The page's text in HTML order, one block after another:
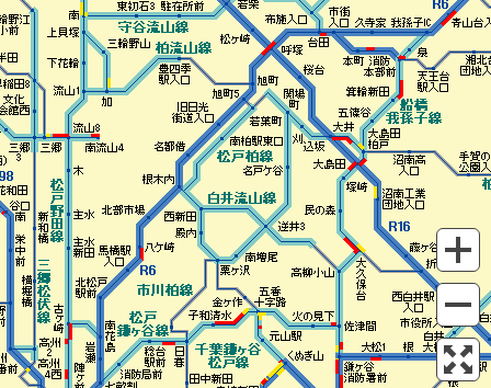
表示設定
混雑 通行止め
チェーン規制等
調整中
規制情報
事故 規制 通行止め